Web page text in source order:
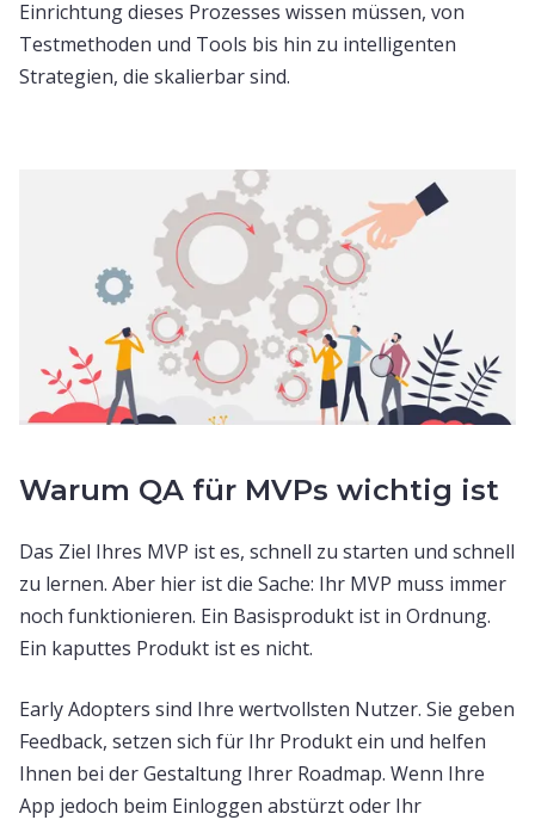
Einrichtung dieses Prozesses wissen müssen, von
Testmethoden und Tools bis hin zu intelligenten
Strategien, die skalierbar sind.
Warum QA für MVPs wichtig ist
Das Ziel Ihres MVP ist es, schnell zu starten und schnell
zu lernen. Aber hier ist die Sache: Ihr MVP muss immer
noch funktionieren. Ein Basisprodukt ist in Ordnung.
Ein kaputtes Produkt ist es nicht.
Early Adopters sind Ihre wertvollsten Nutzer. Sie geben
Feedback, setzen sich für Ihr Produkt ein und helfen
Ihnen bei der Gestaltung Ihrer Roadmap. Wenn Ihre
App jedoch beim Einloggen abstürzt oder Ihr